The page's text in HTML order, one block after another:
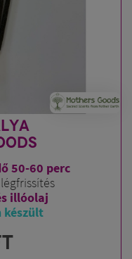
50-60 perc
illóolaj
készült